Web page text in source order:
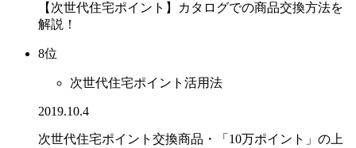
【次世代住宅ポイント】カタログでの商品交換方法を
解説！
8位
次世代住宅ポイント活用法
2019.10.4
次世代住宅ポイント交換商品・「10万ポイント」の上